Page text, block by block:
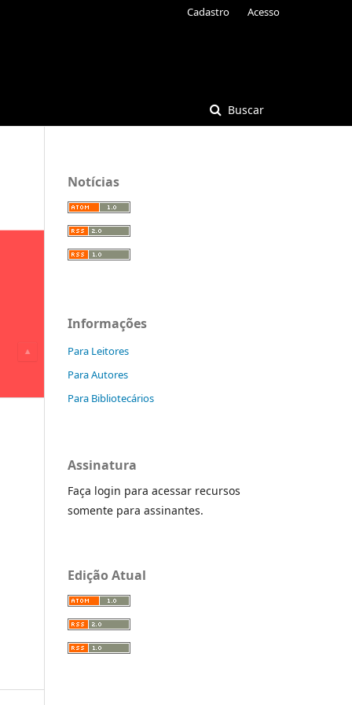
Buscar
Cadastro Acesso
Notícias
Informações
Para Leitores
Para Autores
Para Bibliotecários
Assinatura
Faça login para acessar recursos
somente para assinantes.
Edição Atual